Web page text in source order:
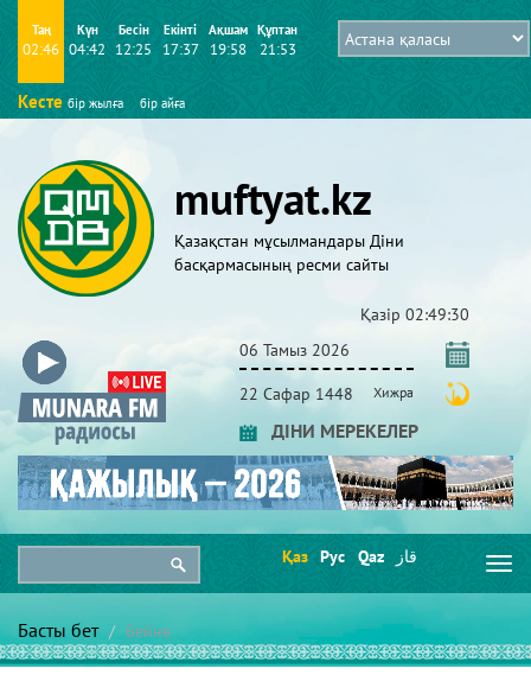
Таң
02:46
Күн
04:42
Бесін
12:25
Екінті
17:37
Ақшам
19:58
Құптан
21:53
Кесте бір жылға бір айға
muftyat.kz
Қазақстан мұсылмандары Діни
басқармасының ресми сайты
Қазір 02:49:30
06 Тамыз 2026
22 Сафар 1448 Хижра
ДІНИ МЕРЕКЕЛЕР
Қаз Рус Qaz قاز
Басты бет Бейне